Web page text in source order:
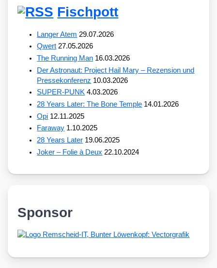
Fischpott
Langer Atem 29.07.2026
Qwert 27.05.2026
The Running Man 16.03.2026
Der Astronaut: Project Hail Mary – Rezension und
Pressekonferenz 10.03.2026
SUPER-PUNK 4.03.2026
28 Years Later: The Bone Temple 14.01.2026
Opi 12.11.2025
Faraway 1.10.2025
28 Years Later 19.06.2025
Joker – Folie à Deux 22.10.2024
Sponsor